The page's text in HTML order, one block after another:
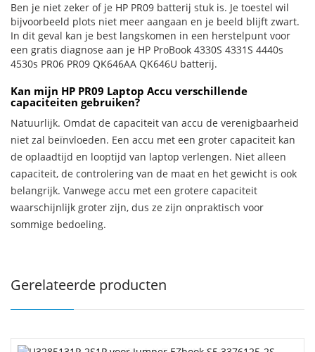
Ben je niet zeker of je HP PR09 batterij stuk is. Je toestel wil
bijvoorbeeld plots niet meer aangaan en je beeld blijft zwart.
In dit geval kan je best langskomen in een herstelpunt voor
een gratis diagnose aan je HP ProBook 4330S 4331S 4440s
4530s PR06 PR09 QK646AA QK646U batterij.
Kan mijn HP PR09 Laptop Accu verschillende
capaciteiten gebruiken?
Natuurlijk. Omdat de capaciteit van accu de verenigbaarheid
niet zal beïnvloeden. Een accu met een groter capaciteit kan
de oplaadtijd en looptijd van laptop verlengen. Niet alleen
capaciteit, de controlering van de maat en het gewicht is ook
belangrijk. Vanwege accu met een grotere capaciteit
waarschijnlijk groter zijn, dus ze zijn onpraktisch voor
sommige bedoeling.
Gerelateerde producten